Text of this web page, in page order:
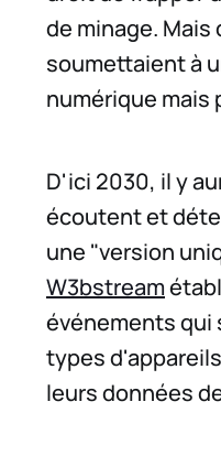
de minage.
soumettaient à
numérique mais
D'ici 2030, il y
écoutent et
une "version
W3bstream
événements qui
types
leurs données